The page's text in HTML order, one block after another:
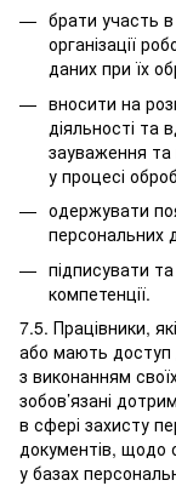
брати участь в
організації
даних при їх
вносити на
діяльності та
зауваження та
у процесі
одержувати
персональних
підписувати
компетенції.
7.5. Працівники,
або мають доступ
з виконанням
зобов’язані
в сфері захисту
документів, щодо
у базах